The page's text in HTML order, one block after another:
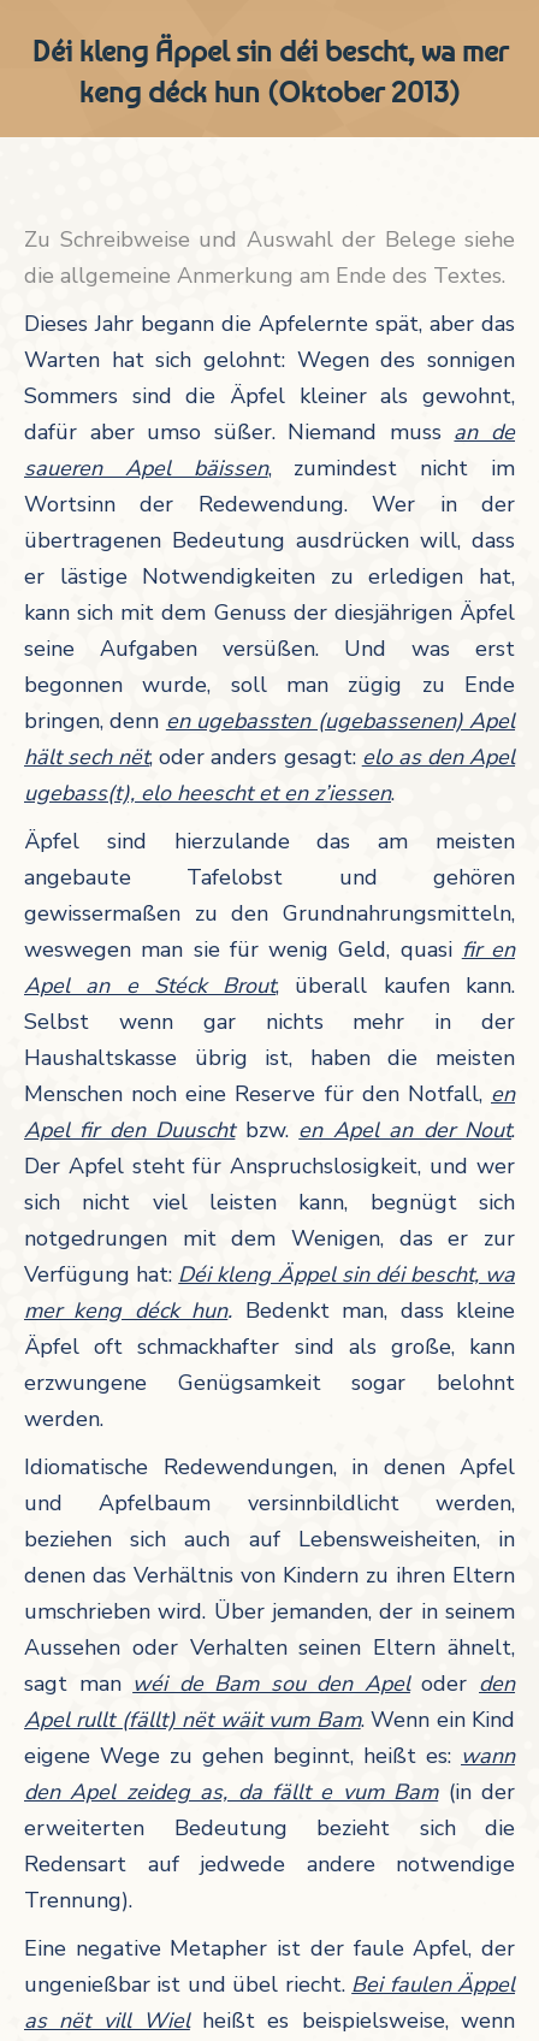
Déi kleng Äppel sin déi bescht, wa mer
keng déck hun (Oktober 2013)
Zu Schreibweise und Auswahl der Belege siehe
die allgemeine Anmerkung am Ende des Textes.
Dieses Jahr begann die Apfelernte spät, aber das
Warten hat sich gelohnt: Wegen des sonnigen
Sommers sind die Äpfel kleiner als gewohnt,
dafür aber umso süßer. Niemand muss an de
saueren Apel bäissen, zumindest nicht im
Wortsinn der Redewendung. Wer in der
übertragenen Bedeutung ausdrücken will, dass
er lästige Notwendigkeiten zu erledigen hat,
kann sich mit dem Genuss der diesjährigen Äpfel
seine Aufgaben versüßen. Und was erst
begonnen wurde, soll man zügig zu Ende
bringen, denn en ugebassten (ugebassenen) Apel
hält sech nët, oder anders gesagt: elo as den Apel
ugebass(t), elo heescht et en z’iessen.
Äpfel sind hierzulande das am meisten
angebaute Tafelobst und gehören
gewissermaßen zu den Grundnahrungsmitteln,
weswegen man sie für wenig Geld, quasi fir en
Apel an e Stéck Brout, überall kaufen kann.
Selbst wenn gar nichts mehr in der
Haushaltskasse übrig ist, haben die meisten
Menschen noch eine Reserve für den Notfall, en
Apel fir den Duuscht bzw. en Apel an der Nout.
Der Apfel steht für Anspruchslosigkeit, und wer
sich nicht viel leisten kann, begnügt sich
notgedrungen mit dem Wenigen, das er zur
Verfügung hat: Déi kleng Äppel sin déi bescht, wa
mer keng déck hun. Bedenkt man, dass kleine
Äpfel oft schmackhafter sind als große, kann
erzwungene Genügsamkeit sogar belohnt
werden.
Idiomatische Redewendungen, in denen Apfel
und Apfelbaum versinnbildlicht werden,
beziehen sich auch auf Lebensweisheiten, in
denen das Verhältnis von Kindern zu ihren Eltern
umschrieben wird. Über jemanden, der in seinem
Aussehen oder Verhalten seinen Eltern ähnelt,
sagt man wéi de Bam sou den Apeloder den
Apel rullt (fällt) nët wäit vum Bam. Wenn ein Kind
eigene Wege zu gehen beginnt, heißt es: wann
den Apel zeideg as, da fällt e vum Bam(in der
erweiterten Bedeutung bezieht sich die
Redensart auf jedwede andere notwendige
Trennung).
Eine negative Metapher ist der faule Apfel, der
ungenießbar ist und übel riecht. Bei faulen Äppel
as nët vill Wielheißt es beispielsweise, wenn